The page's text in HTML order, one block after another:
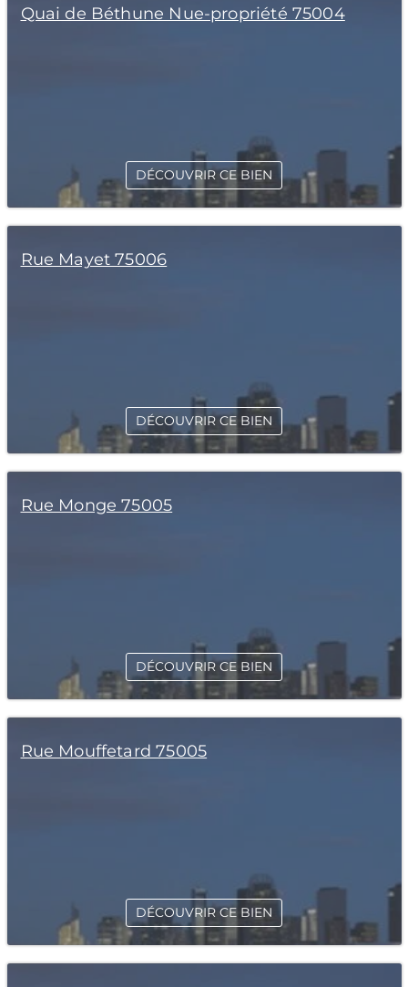
Quai de Béthune Nue-propriété 75004
DÉCOUVRIR CE BIEN
Rue Mayet 75006
DÉCOUVRIR CE BIEN
Rue Monge 75005
DÉCOUVRIR CE BIEN
Rue Mouffetard 75005
DÉCOUVRIR CE BIEN